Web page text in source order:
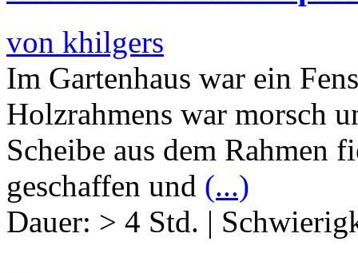
von khilgers
Im Gartenhaus war ein
Holzrahmens war morsch
Scheibe aus dem Rahmen
geschaffen und (...)
Dauer: > 4 Std. |